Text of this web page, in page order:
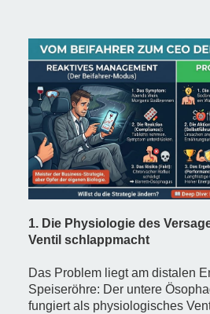
1. Die Physiologie des
Ventil schlappmacht
Das Problem liegt am distalen
Speiseröhre: Der untere
fungiert als physiologisches